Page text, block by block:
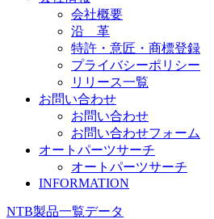
会社概要
沿 革
特許・意匠・商標登録
プライバシーポリシー
リリース一覧
お問い合わせ
お問い合わせ
お問い合わせフォーム
オートパーツサーチ
オートパーツサーチ
INFORMATION
NTB製品一覧データ